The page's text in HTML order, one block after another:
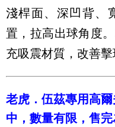
淺桿面、深凹背、
置，拉高出球角度
充吸震材質，改善擊
老虎．伍茲專用高
中，數量有限，售完